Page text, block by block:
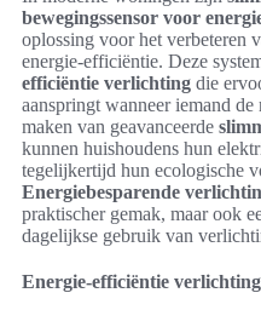
bewegingssensor voor
oplossing voor het verbeteren
energie-efficiëntie. Deze
efficiëntie verlichting die
aanspringt wanneer iemand
maken van geavanceerde
kunnen huishoudens hun
tegelijkertijd hun ecologische
Energiebesparende
praktischer gemak, maar ook
dagelijkse gebruik van
Energie-efficiëntie